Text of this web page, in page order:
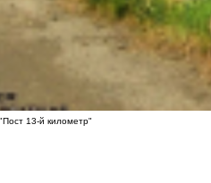
13-й километр"